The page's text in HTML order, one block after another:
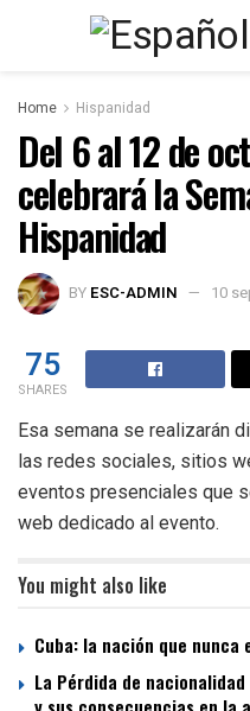
Home Hispanidad
Del 6 al 12 de
celebrará la
Hispanidad
BY ESC-ADMIN 10
75
SHARES
Esa semana se realizarán
las redes sociales, sitios
eventos presenciales que
web dedicado al evento.
You might also like
Cuba: la nación que nunca
La Pérdida de